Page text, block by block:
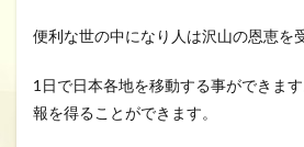
便利な世の中になり人は沢山の恩恵を
1日で日本各地を移動する事ができま
報を得ることができます。